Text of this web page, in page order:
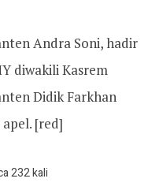
Andra Soni, hadir
diwakili Kasrem
Didik Farkhan
[red]
232 kali